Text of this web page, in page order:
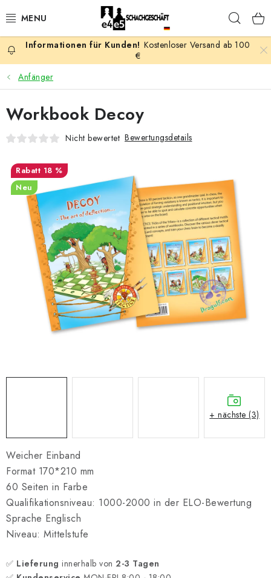
Inhalt
AKTION
SCHACHSPIELE
SCHACHFIGUREN
SCHACHBRETTER
SCHACHUHREN
SCHACHBÜCHER
SCHACH-ANTIQUITÄTENLADEN
SCHACH ONLINE
SCHACH-MERCH
SCHACH GESCHENKE
Geschäftsbedingungen
Kostenloser Versand ab 100
€
Anfänger
Weicher Einband
Format 170*210 mm
60 Seiten in Farbe
Qualifikationsniveau: 1000-2000 in der ELO-Bewertung
Sprache Englisch
Niveau: Mittelstufe
✅ Lieferung innerhalb von 2-3 Tagen
Workbook Decoy
Nicht bewertet Bewertungsdetails
18 %
Neu
+ nächste (3)